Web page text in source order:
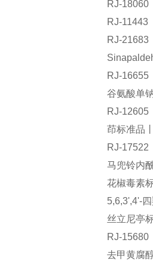
RJ-
RJ-
RJ-
RJ-
谷氨酸单
RJ-
茚标准品
RJ-
马兜铃内
花椒毒素
5,6,3',4'-
丝立尼亭
RJ-
去甲黄腐